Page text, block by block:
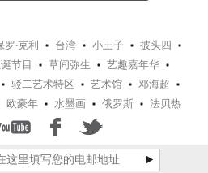
罗‧克利 台湾 小王子
披头四
节目 草间弥生
艺趣嘉年华
驳二艺术特区 艺术馆
邓海超
欧豪年 水墨画 俄罗斯
法贝热